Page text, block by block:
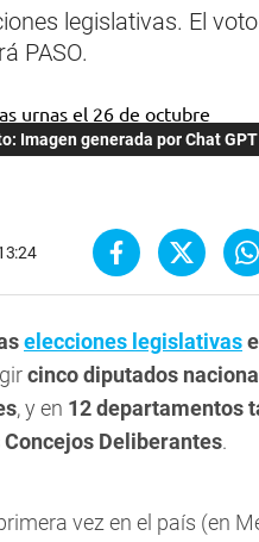
legislativas. El
PASO.
Imagen generada por Chat GPT
elecciones legislativas
cinco diputados
, y en 12 departamentos
Deliberantes.
vez en el país (en